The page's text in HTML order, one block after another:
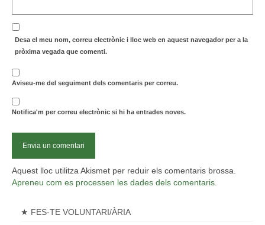
Desa el meu nom, correu electrònic i lloc web en aquest navegador per a la
pròxima vegada que comenti.
Aviseu-me del seguiment dels comentaris per correu.
Notifica'm per correu electrònic si hi ha entrades noves.
Aquest lloc utilitza Akismet per reduir els comentaris brossa.
Apreneu com es processen les dades dels comentaris
★ FES-TE VOLUNTARI/ÀRIA